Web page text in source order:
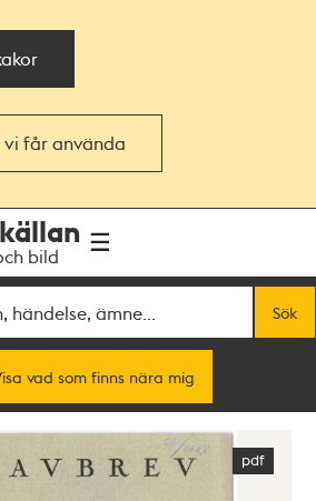
vi får använda
bild
Sök
vad som finns nära mig